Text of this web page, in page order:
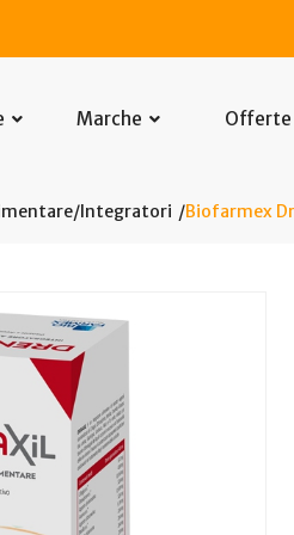
Marche Offerte
/Integratori Biofarmex